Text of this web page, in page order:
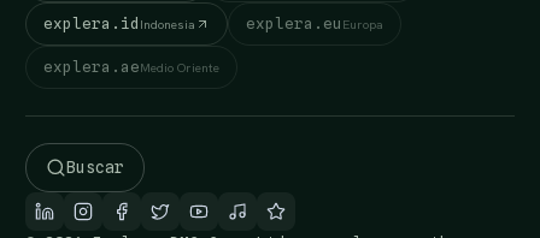
explera.id Indonesia explera.eu Europa
explera.aeMedio Oriente
Buscar